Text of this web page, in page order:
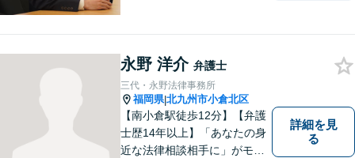
応可能。英語での法律相談・
英文契約書の作成・チェック
も対応可能です。
永野 洋介 弁護士
三代・永野法律事務所
福岡県|北九州市小倉北区
【南小倉駅徒歩12分】【弁護
士歴14年以上】「あなたの身
近な法律相談相手に」がモッ
詳細を見
る